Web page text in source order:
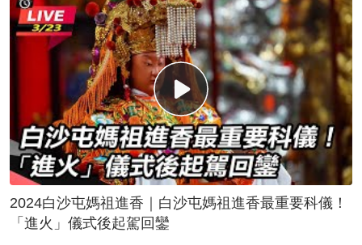
2024白沙屯媽祖進香｜白沙屯媽祖進香最重要科儀！
「進火」儀式後起駕回鑾